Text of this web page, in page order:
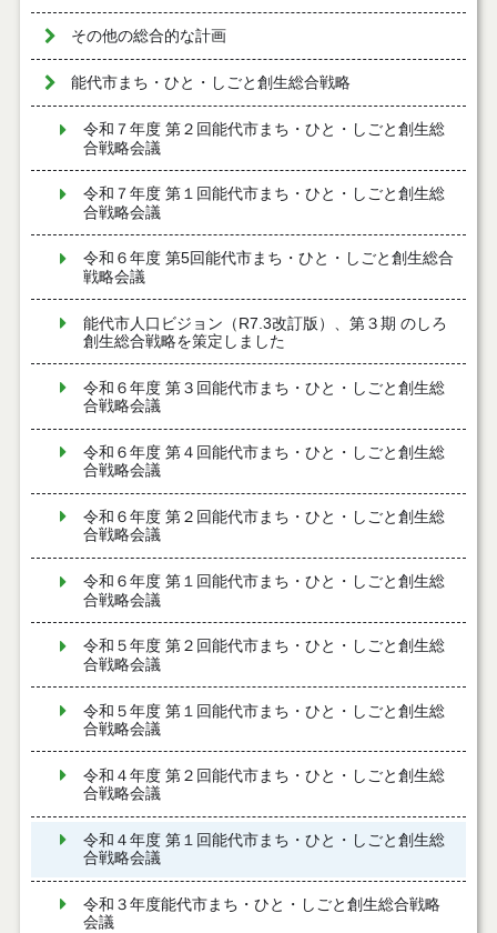
その他の総合的な計画
能代市まち・ひと・しごと創生総合戦略
令和７年度 第２回能代市まち・ひと・しごと創生総
合戦略会議
令和７年度 第１回能代市まち・ひと・しごと創生総
合戦略会議
令和６年度 第5回能代市まち・ひと・しごと創生総合
戦略会議
能代市人口ビジョン（R7.3改訂版）、第３期 のしろ
創生総合戦略を策定しました
令和６年度 第３回能代市まち・ひと・しごと創生総
合戦略会議
令和６年度 第４回能代市まち・ひと・しごと創生総
合戦略会議
令和６年度 第２回能代市まち・ひと・しごと創生総
合戦略会議
令和６年度 第１回能代市まち・ひと・しごと創生総
合戦略会議
令和５年度 第２回能代市まち・ひと・しごと創生総
合戦略会議
令和５年度 第１回能代市まち・ひと・しごと創生総
合戦略会議
令和４年度 第２回能代市まち・ひと・しごと創生総
合戦略会議
令和４年度 第１回能代市まち・ひと・しごと創生総
合戦略会議
令和３年度能代市まち・ひと・しごと創生総合戦略
会議